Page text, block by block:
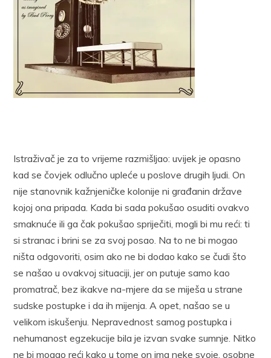
Istraživač je za to vrijeme razmišljao: uvijek je opasno
kad se čovjek odlučno upleće u poslove drugih ljudi. On
nije stanovnik kažnjeničke kolonije ni građanin države
kojoj ona pripada. Kada bi sada pokušao osuditi ovakvo
smaknuće ili ga čak pokušao spriječiti, mogli bi mu reći: ti
si stranac i brini se za svoj posao. Na to ne bi mogao
ništa odgovoriti, osim ako ne bi dodao kako se čudi što
se našao u ovakvoj situaciji, jer on putuje samo kao
promatrač, bez ikakve na-mjere da se miješa u strane
sudske postupke i da ih mijenja. A opet, našao se u
velikom iskušenju. Nepravednost samog postupka i
nehumanost egzekucije bila je izvan svake sumnje. Nitko
ne bi mogao reći kako u tome on ima neke svoje, osobne